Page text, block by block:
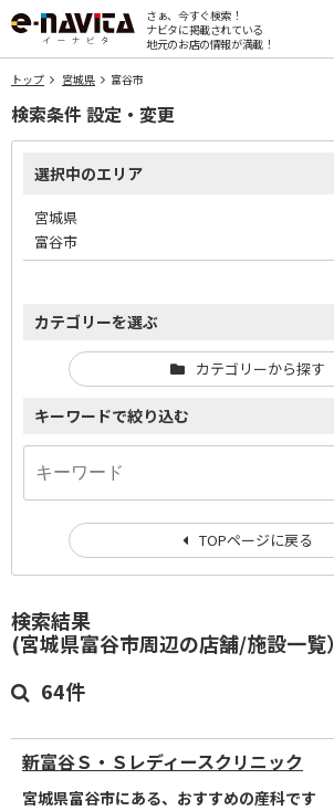
さぁ、今すぐ検索！
ナビタに掲載されている
地元のお店の情報が満載！
トップ 宮城県 富谷市
検索結果
(宮城県富谷市周辺の店舗/施設一覧）
64件
新富谷Ｓ・Ｓレディースクリニック
宮城県富谷市にある、おすすめの産科です
検索条件 設定・変更
選択中のエリア
宮城県
富谷市
カテゴリーを選ぶ
カテゴリーから探す
キーワードで絞り込む
TOPページに戻る